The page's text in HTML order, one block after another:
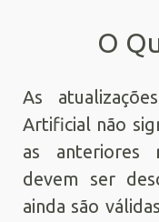
O
As
Artificial não
as anteriores
devem ser
ainda são